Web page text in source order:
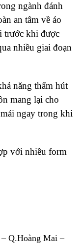
ngành đánh
an tâm về áo
trước khi được
nhiều giai đoạn
năng thấm hút
mang lại cho
ngay trong khi
với nhiều form
Q.Hoàng Mai –